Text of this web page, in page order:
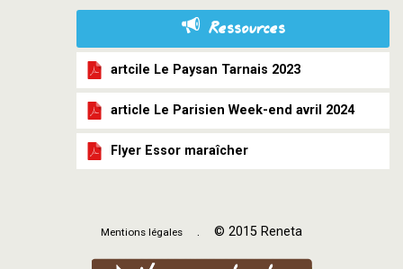
Ressources
artcile Le Paysan Tarnais 2023
article Le Parisien Week-end avril 2024
Flyer Essor maraîcher
Mentions légales . © 2015 Reneta